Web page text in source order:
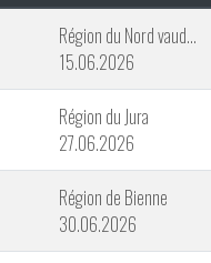
Région du Nord vaudois
15.06.2026
Région du Jura
27.06.2026
Région de Bienne
30.06.2026